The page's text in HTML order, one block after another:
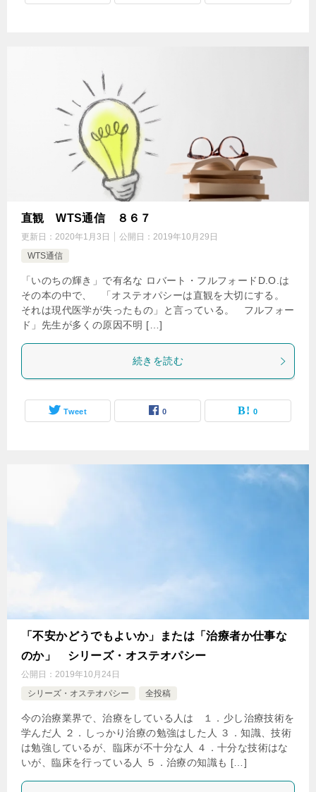
直観 WTS通信 ８６７
更新日： 2020年1月3日 公開日： 2019年10月29日
WTS通信
「いのちの輝き」で有名な ロバート・フルフォードD.O.は
その本の中で、 「オステオパシーは直観を大切にする。
それは現代医学が失ったもの」と言っている。 フルフォー
ド」先生が多くの原因不明 […]
続きを読む
Tweet 0 0
「不安かどうでもよいか」または「治療者か仕事な
のか」 シリーズ・オステオパシー
公開日： 2019年10月24日
シリーズ・オステオパシー
全投稿
今の治療業界で、治療をしている人は １．少し治療技術を
学んだ人 ２．しっかり治療の勉強はした人 ３．知識、技術
は勉強しているが、臨床が不十分な人 ４．十分な技術はな
いが、臨床を行っている人 ５．治療の知識も […]